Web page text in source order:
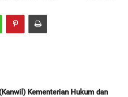
Kementerian Hukum dan